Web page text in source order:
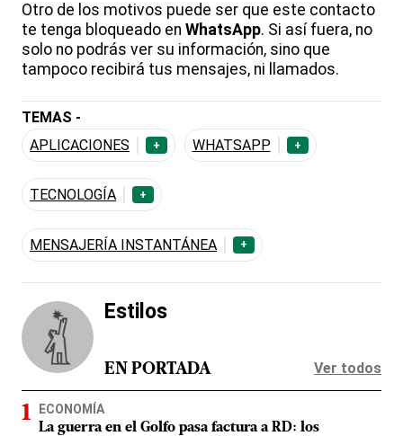
Otro de los motivos puede ser que este contacto
te tenga bloqueado en WhatsApp. Si así fuera, no
solo no podrás ver su información, sino que
tampoco recibirá tus mensajes, ni llamados.
TEMAS -
APLICACIONES
+ WHATSAPP +
TECNOLOGÍA +
MENSAJERÍA INSTANTÁNEA +
Estilos
EN PORTADA Ver todos
ECONOMÍA
La guerra en el Golfo pasa factura a RD: los